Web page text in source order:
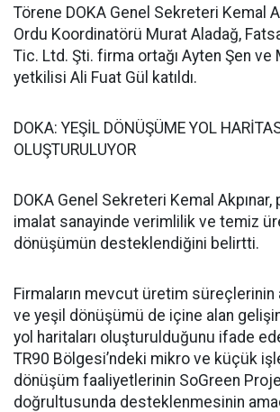
Törene DOKA Genel Sekreteri Kemal
Ordu Koordinatörü Murat Aladağ, Fatsa
Tic. Ltd. Şti. firma ortağı Ayten Şen ve
yetkilisi Ali Fuat Gül katıldı.
DOKA: YEŞİL DÖNÜŞÜME YOL
OLUŞTURULUYOR
DOKA Genel Sekreteri Kemal Akpınar,
imalat sanayinde verimlilik ve temiz
dönüşümün desteklendiğini belirtti.
Firmaların mevcut üretim süreçlerinin
ve yeşil dönüşümü de içine alan
yol haritaları oluşturulduğunu ifade
TR90 Bölgesi’ndeki mikro ve küçük
dönüşüm faaliyetlerinin SoGreen
doğrultusunda desteklenmesinin